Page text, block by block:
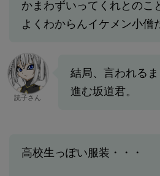
かまわずいってくれとのこ
よくわからんイケメン小僧
読子さん
結局、言われる
進む坂道君。
高校生っぽい服装・・・